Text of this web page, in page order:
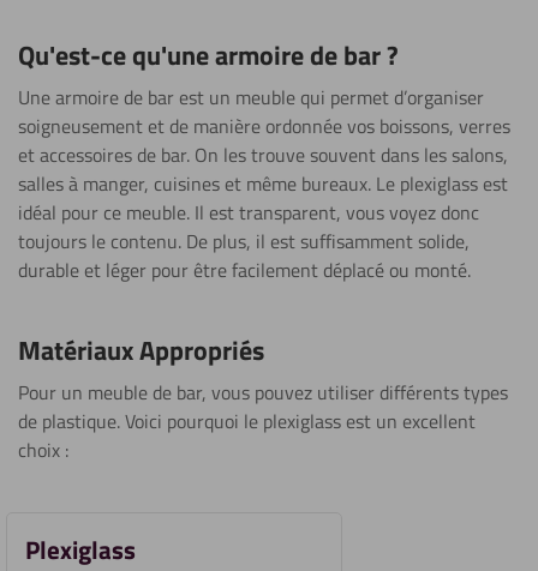
Qu'est-ce qu'une armoire de bar ?
Une armoire de bar est un meuble qui permet d’organiser
soigneusement et de manière ordonnée vos boissons, verres
et accessoires de bar. On les trouve souvent dans les salons,
salles à manger, cuisines et même bureaux. Le plexiglass est
idéal pour ce meuble. Il est transparent, vous voyez donc
toujours le contenu. De plus, il est suffisamment solide,
durable et léger pour être facilement déplacé ou monté.
Matériaux Appropriés
Pour un meuble de bar, vous pouvez utiliser différents types
de plastique. Voici pourquoi le plexiglass est un excellent
choix :
Plexiglass